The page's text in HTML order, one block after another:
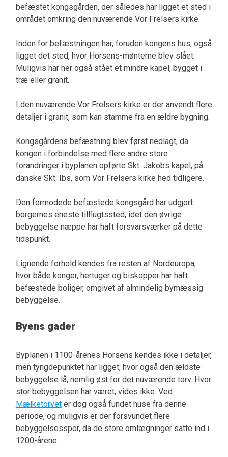
befæstet kongsgården, der således har ligget et sted i
området omkring den nuværende Vor Frelsers kirke.
Inden for befæstningen har, foruden kongens hus, også
ligget det sted, hvor Horsens-mønterne blev slået.
Muligvis har her også stået et mindre kapel, bygget i
træ eller granit.
I den nuværende Vor Frelsers kirke er der anvendt flere
detaljer i granit, som kan stamme fra en ældre bygning.
Kongsgårdens befæstning blev først nedlagt, da
kongen i forbindelse med flere andre store
forandringer i byplanen opførte Skt. Jakobs kapel, på
danske Skt. Ibs, som Vor Frelsers kirke hed tidligere.
Den formodede befæstede kongsgård har udgjort
borgernes eneste tilflugtssted, idet den øvrige
bebyggelse næppe har haft forsvarsværker på dette
tidspunkt.
Lignende forhold kendes fra resten af Nordeuropa,
hvor både konger, hertuger og biskopper har haft
befæstede boliger, omgivet af almindelig bymæssig
bebyggelse.
Byens gader
Byplanen i 1100-årenes Horsens kendes ikke i detaljer,
men tyngdepunktet har ligget, hvor også den ældste
bebyggelse lå, nemlig øst for det nuværende torv. Hvor
stor bebyggelsen har været, vides ikke. Ved
Mælketorveter dog også fundet huse fra denne
periode, og muligvis er der forsvundet flere
bebyggelsesspor, da de store omlægninger satte ind i
1200-årene.